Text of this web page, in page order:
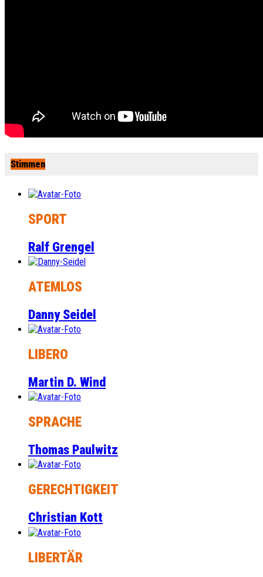
Stimmen
SPORT
Ralf Grengel
ATEMLOS
Danny Seidel
LIBERO
Martin D. Wind
SPRACHE
Thomas Paulwitz
GERECHTIGKEIT
Christian Kott
LIBERTÄR